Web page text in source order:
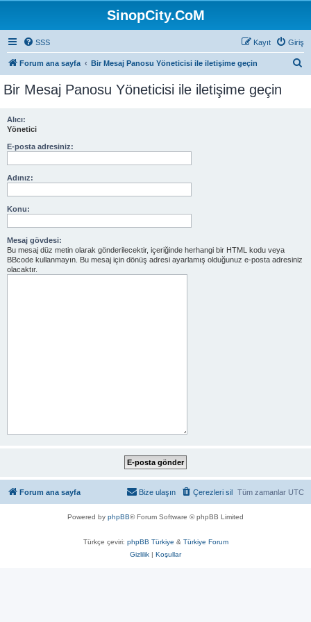
SinopCity.CoM
SSS Giriş
Kayıt
Forum ana sayfa Bir Mesaj Panosu Yöneticisi ile iletişime geçin
Bir Mesaj Panosu Yöneticisi ile iletişime geçin
Alıcı:
Yönetici
E-posta adresiniz:
Adınız:
Konu:
Mesaj gövdesi:
Bu mesaj düz metin olarak gönderilecektir, içeriğinde herhangi bir HTML kodu veya
BBcode kullanmayın. Bu mesaj için dönüş adresi ayarlamış olduğunuz e-posta adresiniz
olacaktır.
Forum ana sayfa Tüm zamanlar UTC
Çerezleri sil
Bize ulaşın
Powered by phpBB® Forum Software © phpBB Limited
Türkçe çeviri: phpBB Türkiye & Türkiye Forum
Gizlilik | Koşullar